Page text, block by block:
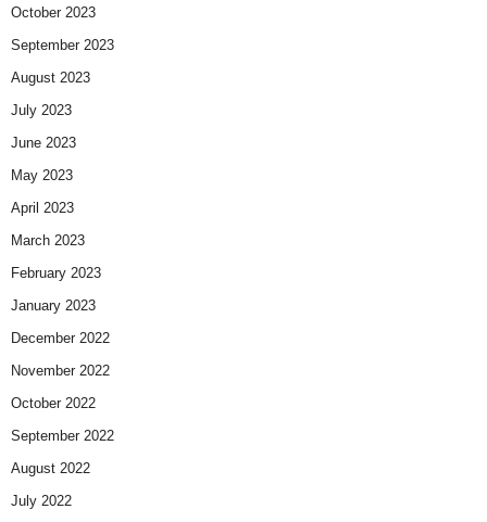
October 2023
September 2023
August 2023
July 2023
June 2023
May 2023
April 2023
March 2023
February 2023
January 2023
December 2022
November 2022
October 2022
September 2022
August 2022
July 2022